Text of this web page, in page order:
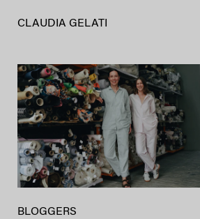
CLAUDIA GELATI
BLOGGERS